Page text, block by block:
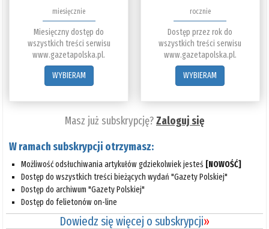
miesięcznie
Miesięczny dostęp do
wszystkich treści serwisu
www.gazetapolska.pl.
WYBIERAM
rocznie
Dostęp przez rok do
wszystkich treści serwisu
www.gazetapolska.pl.
WYBIERAM
Masz już subskrypcję?Zaloguj się
W ramach subskrypcji otrzymasz:
Możliwość odsłuchiwania artykułów gdziekolwiek jesteś [NOWOŚĆ]
Dostęp do wszystkich treści bieżących wydań "Gazety Polskiej"
Dostęp do archiwum "Gazety Polskiej"
Dostęp do felietonów on-line
Dowiedz się więcej o subskrypcji»